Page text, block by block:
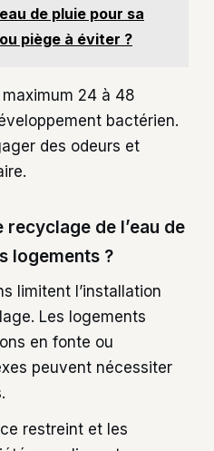
de pluie pour sa
piège à éviter ?
24 à 48
bactérien.
des odeurs et
de l’eau de
logements ?
limitent l’installation
Les logements
en fonte ou
peuvent nécessiter
restreint et les